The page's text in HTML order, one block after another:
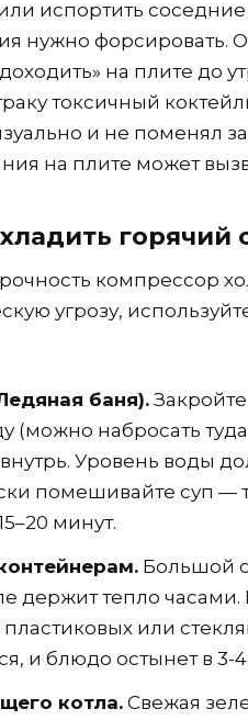
испортить
нужно форсировать.
на плите до
токсичный
и не поменял
на плите может
горячий
компрессор
угрозу,
баня).
(можно набросать
Уровень воды
помешивайте суп —
минут.
Большой
держит тепло часами.
или
и блюдо остынет в 3-
котла. Свежая